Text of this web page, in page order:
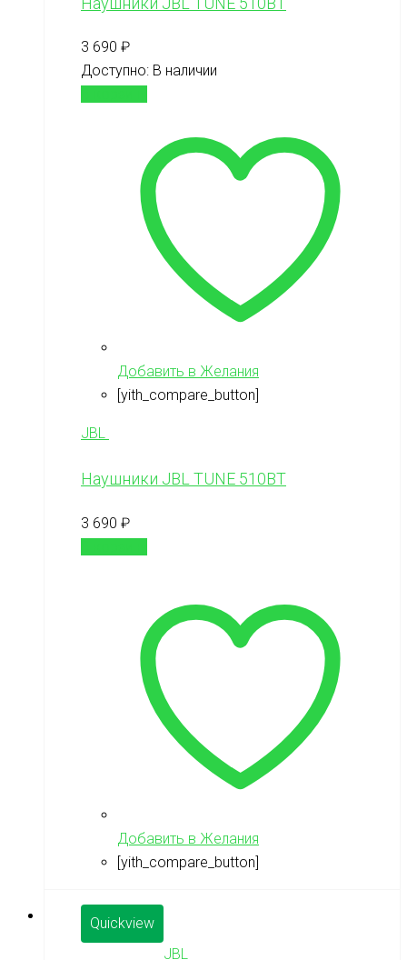
3 690 ₽
Доступно: В наличии
Добавить в Желания
[yith_compare_button]
JBL
Наушники JBL TUNE 510BT
3 690 ₽
Добавить в Желания
[yith_compare_button]
Quickview
JBL